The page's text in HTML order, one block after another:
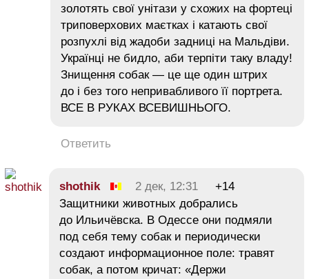
золотять свої унітази у схожих на фортеці
триповерхових маєтках і катають свої
розпухлі від жадоби задниці на Мальдіви.
Українці не бидло, аби терпіти таку владу!
Знищення собак — це ще один штрих
до і без того непривабливого її портрета.
ВСЕ В РУКАХ ВСЕВИШНЬОГО.
Ответить
shothik 2 дек, 12:31
+14
Защитники животных добрались
до Ильичёвска. В Одессе они подмяли
под себя тему собак и периодически
создают информационное поле: травят
собак, а потом кричат: «Держи